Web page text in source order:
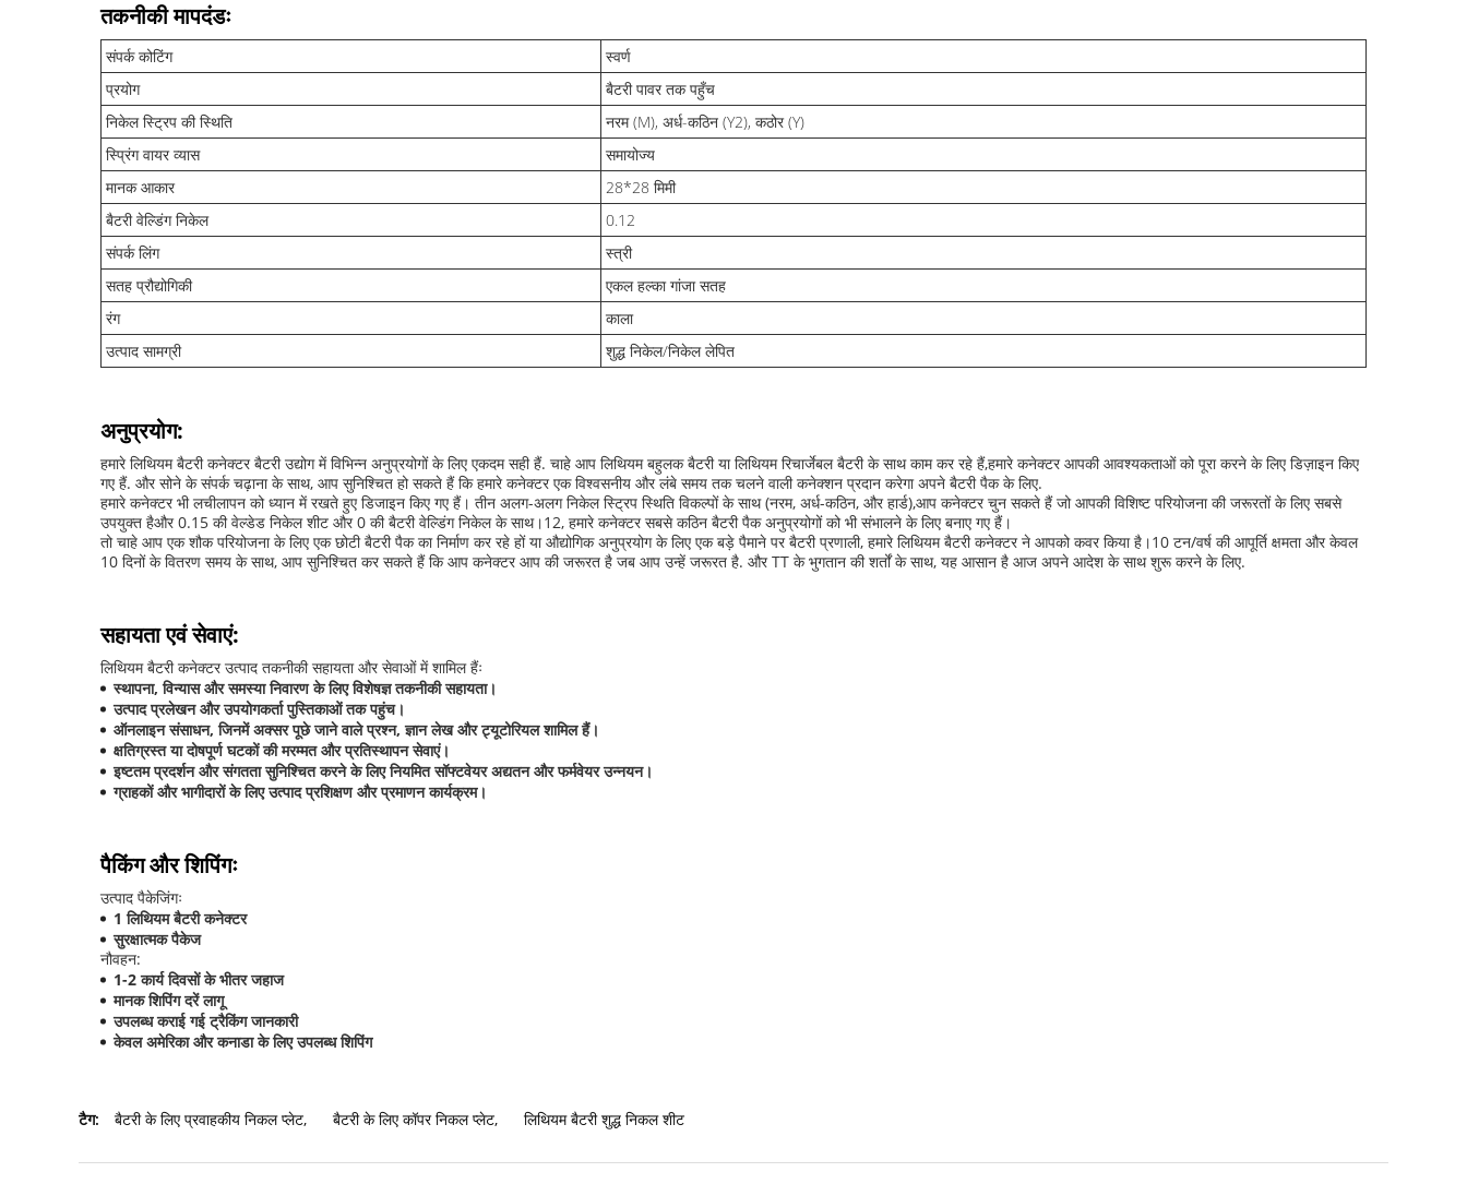
तकनीकी मापदंडः
संपर्क कोटिंग
स्वर्ण
प्रयोग
बैटरी पावर तक पहुँच
निकेल स्ट्रिप की स्थिति
नरम (M), अर्ध-कठिन (Y2), कठोर (Y)
स्प्रिंग वायर व्यास
समायोज्य
मानक आकार
28*28 मिमी
बैटरी वेल्डिंग निकेल
0.12
संपर्क लिंग
स्त्री
सतह प्रौद्योगिकी
एकल हल्का गांजा सतह
रंग
काला
उत्पाद सामग्री
शुद्ध निकेल/निकेल लेपित
अनुप्रयोग:
हमारे लिथियम बैटरी कनेक्टर बैटरी उद्योग में विभिन्न अनुप्रयोगों के लिए एकदम सही हैं. चाहे आप लिथियम बहुलक बैटरी या लिथियम रिचार्जेबल बैटरी के साथ काम कर रहे हैं,हमारे कनेक्टर आपकी आवश्यकताओं को पूरा करने के लिए डिज़ाइन किए
गए हैं. और सोने के संपर्क चढ़ाना के साथ, आप सुनिश्चित हो सकते हैं कि हमारे कनेक्टर एक विश्वसनीय और लंबे समय तक चलने वाली कनेक्शन प्रदान करेगा अपने बैटरी पैक के लिए.
हमारे कनेक्टर भी लचीलापन को ध्यान में रखते हुए डिजाइन किए गए हैं। तीन अलग-अलग निकेल स्ट्रिप स्थिति विकल्पों के साथ (नरम, अर्ध-कठिन, और हार्ड),आप कनेक्टर चुन सकते हैं जो आपकी विशिष्ट परियोजना की जरूरतों के लिए सबसे
उपयुक्त हैऔर 0.15 की वेल्डेड निकेल शीट और 0 की बैटरी वेल्डिंग निकेल के साथ।12, हमारे कनेक्टर सबसे कठिन बैटरी पैक अनुप्रयोगों को भी संभालने के लिए बनाए गए हैं।
तो चाहे आप एक शौक परियोजना के लिए एक छोटी बैटरी पैक का निर्माण कर रहे हों या औद्योगिक अनुप्रयोग के लिए एक बड़े पैमाने पर बैटरी प्रणाली, हमारे लिथियम बैटरी कनेक्टर ने आपको कवर किया है।10 टन/वर्ष की आपूर्ति क्षमता और केवल
10 दिनों के वितरण समय के साथ, आप सुनिश्चित कर सकते हैं कि आप कनेक्टर आप की जरूरत है जब आप उन्हें जरूरत है. और TT के भुगतान की शर्तों के साथ, यह आसान है आज अपने आदेश के साथ शुरू करने के लिए.
सहायता एवं सेवाएं:
लिथियम बैटरी कनेक्टर उत्पाद तकनीकी सहायता और सेवाओं में शामिल हैंः
स्थापना, विन्यास और समस्या निवारण के लिए विशेषज्ञ तकनीकी सहायता।
उत्पाद प्रलेखन और उपयोगकर्ता पुस्तिकाओं तक पहुंच।
ऑनलाइन संसाधन, जिनमें अक्सर पूछे जाने वाले प्रश्न, ज्ञान लेख और ट्यूटोरियल शामिल हैं।
क्षतिग्रस्त या दोषपूर्ण घटकों की मरम्मत और प्रतिस्थापन सेवाएं।
इष्टतम प्रदर्शन और संगतता सुनिश्चित करने के लिए नियमित सॉफ्टवेयर अद्यतन और फर्मवेयर उन्नयन।
ग्राहकों और भागीदारों के लिए उत्पाद प्रशिक्षण और प्रमाणन कार्यक्रम।
पैकिंग और शिपिंगः
उत्पाद पैकेजिंगः
1 लिथियम बैटरी कनेक्टर
सुरक्षात्मक पैकेज
नौवहन:
1-2 कार्य दिवसों के भीतर जहाज
मानक शिपिंग दरें लागू
उपलब्ध कराई गई ट्रैकिंग जानकारी
केवल अमेरिका और कनाडा के लिए उपलब्ध शिपिंग
टैग: बैटरी के लिए प्रवाहकीय निकल प्लेट, बैटरी के लिए कॉपर निकल प्लेट, लिथियम बैटरी शुद्ध निकल शीट